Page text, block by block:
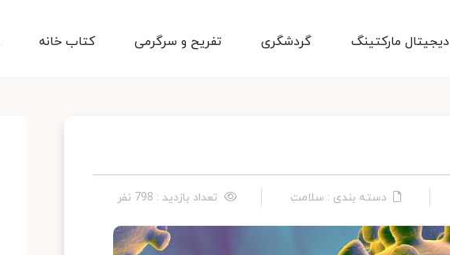
کتاب خانه تفریح و سرگرمی گردشگری دیجیتال مارکتینگ
دسته بندی : سلامت تعداد بازدید : 798 نفر